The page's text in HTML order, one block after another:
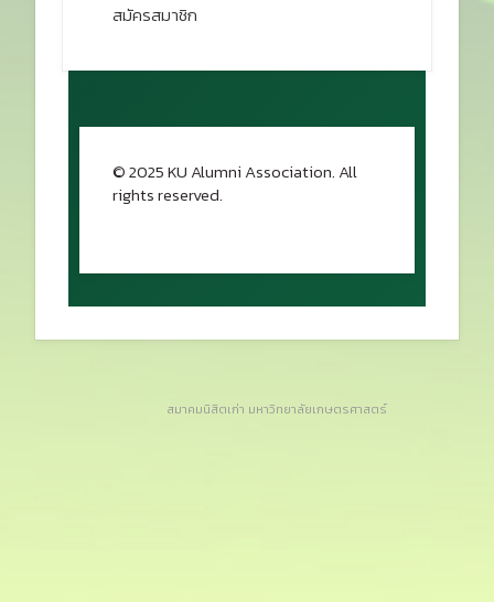
สมัครสมาชิก
© 2025 KU Alumni Association. All
rights reserved.
สมาคมนิสิตเก่า มหาวิทยาลัยเกษตรศาสตร์